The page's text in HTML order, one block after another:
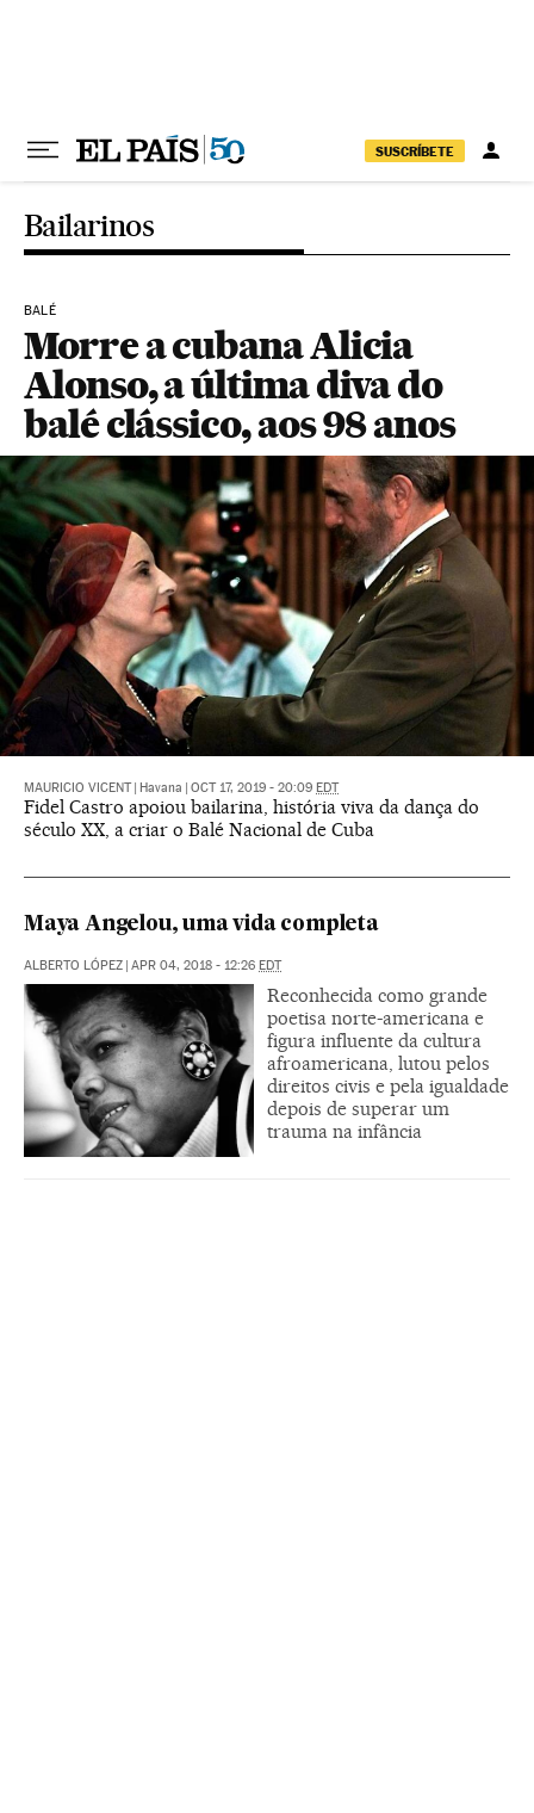
SUSCRÍBETE
Bailarinos
BALÉ
Morre a cubana Alicia
Alonso, a última diva do
balé clássico, aos 98 anos
MAURICIO VICENT Havana OCT 17, 2019 - 20:09 EDT
Fidel Castro apoiou bailarina, história viva da dança do
século XX, a criar o Balé Nacional de Cuba
Maya Angelou, uma vida completa
ALBERTO LÓPEZ APR 04, 2018 - 12:26 EDT
Reconhecida como grande
poetisa norte-americana e
figura influente da cultura
afroamericana, lutou pelos
direitos civis e pela igualdade
depois de superar um
trauma na infância